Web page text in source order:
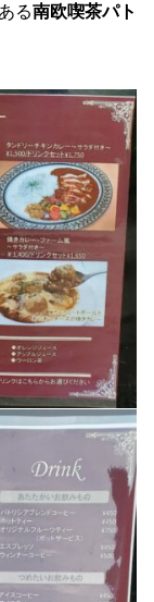
る南欧喫茶パト